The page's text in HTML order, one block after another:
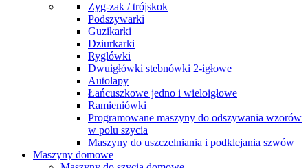
Zyg-zak / trójskok
Podszywarki
Guzikarki
Dziurkarki
Ryglówki
Dwuigłówki stebnówki 2-igłowe
Autolapy
Łańcuszkowe jedno i wieloigłowe
Ramieniówki
Programowane maszyny do odszywania wzorów
w polu szycia
Maszyny do uszczelniania i podklejania szwów
Maszyny domowe